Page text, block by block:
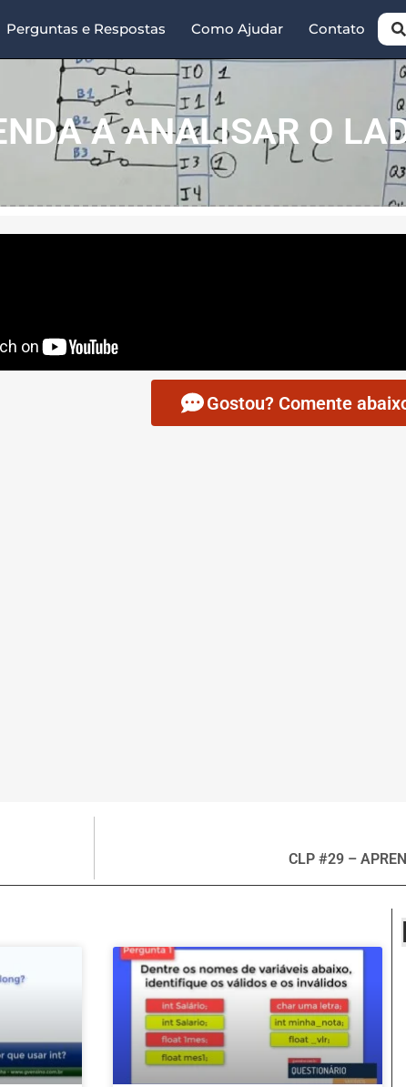
Perguntas e Respostas Como Ajudar Contato
A ANALISAR O
Gostou? Comente
CLP #29 –